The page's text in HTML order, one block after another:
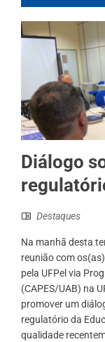
Diálogo
Destaques
Na manhã desta
reunião com
pela UFPel via
(CAPES/UAB) na
promover um
regulatório da
qualidade